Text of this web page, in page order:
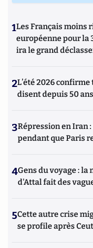
1Les Français moins
européenne pour la
ira le grand
2L’été 2026
disent depuis 50
3Répression en Iran
pendant que Paris
4Gens du voyage :
d'Attal fait des
5Cette autre crise
se profile après